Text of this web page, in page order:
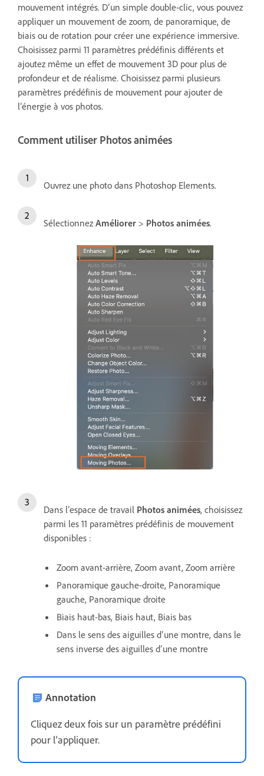
mouvement intégrés. D’un simple double-clic, vous pouvez
appliquer un mouvement de zoom, de panoramique, de
biais ou de rotation pour créer une expérience immersive.
Choisissez parmi 11 paramètres prédéfinis différents et
ajoutez même un effet de mouvement 3D pour plus de
profondeur et de réalisme. Choisissez parmi plusieurs
paramètres prédéfinis de mouvement pour ajouter de
l’énergie à vos photos.
Comment utiliser Photos animées
Ouvrez une photo dans Photoshop Elements.
SélectionnezAméliorer > Photos animées.
Dans l’espace de travail Photos animées, choisissez
parmi les 11 paramètres prédéfinis de mouvement
disponibles :
Zoom avant-arrière, Zoom avant, Zoom arrière
Panoramique gauche-droite, Panoramique
gauche, Panoramique droite
Biais haut-bas, Biais haut, Biais bas
Dans le sens des aiguilles d’une montre, dans le
sens inverse des aiguilles d’une montre
Annotation
Cliquez deux fois sur un paramètre prédéfini
pour l’appliquer.